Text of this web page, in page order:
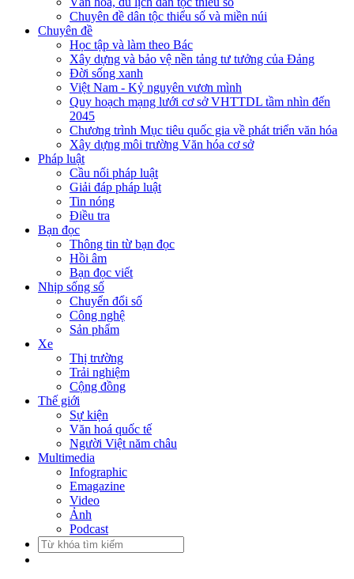
Chuyên đề dân tộc thiểu số và miền núi
Chuyên đề
Học tập và làm theo Bác
Xây dựng và bảo vệ nền tảng tư tưởng của Đảng
Đời sống xanh
Việt Nam - Kỷ nguyên vươn mình
Quy hoạch mạng lưới cơ sở VHTTDL tầm nhìn đến
2045
Chương trình Mục tiêu quốc gia về phát triển văn hóa
Xây dựng môi trường Văn hóa cơ sở
Pháp luật
Cầu nối pháp luật
Giải đáp pháp luật
Tin nóng
Điều tra
Bạn đọc
Thông tin từ bạn đọc
Hồi âm
Bạn đọc viết
Nhịp sống số
Chuyển đổi số
Công nghệ
Sản phẩm
Xe
Thị trường
Trải nghiệm
Cộng đồng
Thế giới
Sự kiện
Văn hoá quốc tế
Người Việt năm châu
Multimedia
Infographic
Emagazine
Video
Ảnh
Podcast